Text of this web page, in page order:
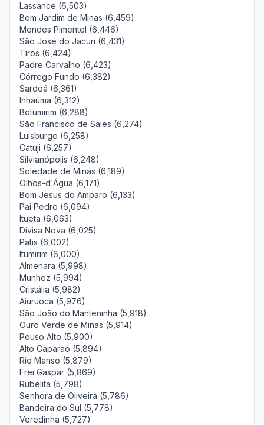
Lassance (6,503)
Bom Jardim de Minas (6,459)
Mendes Pimentel (6,446)
São José do Jacuri (6,431)
Tiros (6,424)
Padre Carvalho (6,423)
Córrego Fundo (6,382)
Sardoá (6,361)
Inhaúma (6,312)
Botumirim (6,288)
São Francisco de Sales (6,274)
Luisburgo (6,258)
Catuji (6,257)
Silvianópolis (6,248)
Soledade de Minas (6,189)
Olhos-d'Água (6,171)
Bom Jesus do Amparo (6,133)
Pai Pedro (6,094)
Itueta (6,063)
Divisa Nova (6,025)
Patis (6,002)
Itumirim (6,000)
Almenara (5,998)
Munhoz (5,994)
Cristália (5,982)
Aiuruoca (5,976)
São João do Manteninha (5,918)
Ouro Verde de Minas (5,914)
Pouso Alto (5,900)
Alto Caparaó (5,894)
Rio Manso (5,879)
Frei Gaspar (5,869)
Rubelita (5,798)
Senhora de Oliveira (5,786)
Bandeira do Sul (5,778)
Veredinha (5,727)